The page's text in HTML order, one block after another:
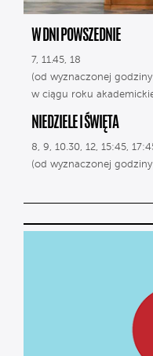
W DNI POWSZEDNIE
7, 11.45, 18
(od wyznaczonej
w ciągu roku
NIEDZIELE I ŚWIĘTA
8, 9, 10.30, 12, 15:45,
(od wyznaczonej